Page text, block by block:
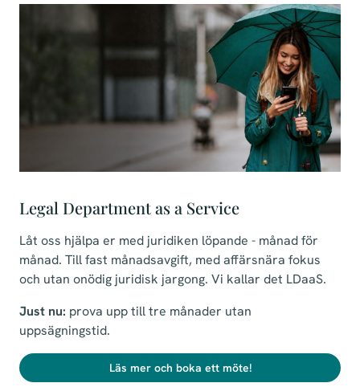
Legal Department as a Service
Låt oss hjälpa er med juridiken löpande - månad för
månad. Till fast månadsavgift, med affärsnära fokus
och utan onödig juridisk jargong. Vi kallar det LDaaS.
Just nu: prova upp till tre månader utan
uppsägningstid.
Läs mer och boka ett möte!